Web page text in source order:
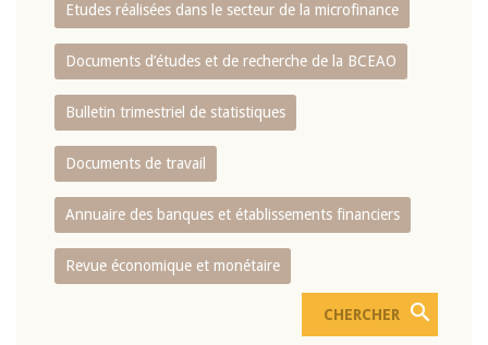
Etudes réalisées dans le secteur de la microfinance
Documents d’études et de recherche de la BCEAO
Bulletin trimestriel de statistiques
Documents de travail
Annuaire des banques et établissements financiers
Revue économique et monétaire